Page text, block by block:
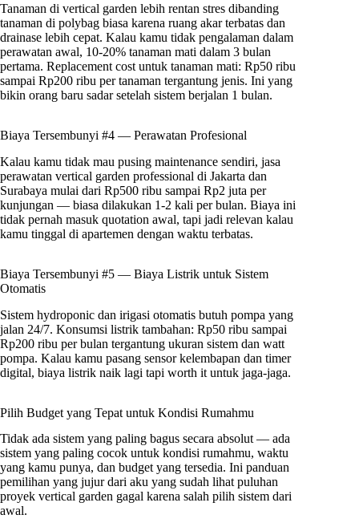
Tanaman di vertical garden lebih rentan stres dibanding
tanaman di polybag biasa karena ruang akar terbatas dan
drainase lebih cepat. Kalau kamu tidak pengalaman dalam
perawatan awal, 10-20% tanaman mati dalam 3 bulan
pertama. Replacement cost untuk tanaman mati: Rp50 ribu
sampai Rp200 ribu per tanaman tergantung jenis. Ini yang
bikin orang baru sadar setelah sistem berjalan 1 bulan.
Biaya Tersembunyi #4 — Perawatan Profesional
Kalau kamu tidak mau pusing maintenance sendiri, jasa
perawatan vertical garden professional di Jakarta dan
Surabaya mulai dari Rp500 ribu sampai Rp2 juta per
kunjungan — biasa dilakukan 1-2 kali per bulan. Biaya ini
tidak pernah masuk quotation awal, tapi jadi relevan kalau
kamu tinggal di apartemen dengan waktu terbatas.
Biaya Tersembunyi #5 — Biaya Listrik untuk Sistem
Otomatis
Sistem hydroponic dan irigasi otomatis butuh pompa yang
jalan 24/7. Konsumsi listrik tambahan: Rp50 ribu sampai
Rp200 ribu per bulan tergantung ukuran sistem dan watt
pompa. Kalau kamu pasang sensor kelembapan dan timer
digital, biaya listrik naik lagi tapi worth it untuk jaga-jaga.
Pilih Budget yang Tepat untuk Kondisi Rumahmu
Tidak ada sistem yang paling bagus secara absolut — ada
sistem yang paling cocok untuk kondisi rumahmu, waktu
yang kamu punya, dan budget yang tersedia. Ini panduan
pemilihan yang jujur dari aku yang sudah lihat puluhan
proyek vertical garden gagal karena salah pilih sistem dari
awal.